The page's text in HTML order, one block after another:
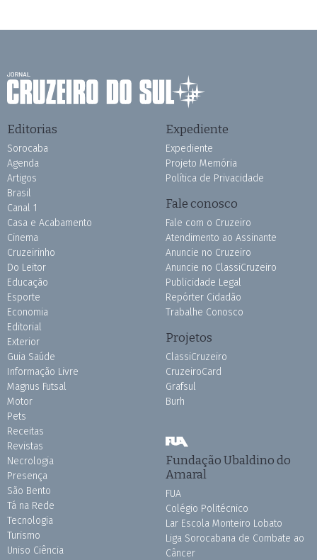
Editorias
Sorocaba
Agenda
Artigos
Brasil
Canal 1
Casa e Acabamento
Cinema
Cruzeirinho
Do Leitor
Educação
Esporte
Economia
Editorial
Exterior
Guia Saúde
Informação Livre
Magnus Futsal
Motor
Pets
Receitas
Revistas
Necrologia
Presença
São Bento
Tá na Rede
Tecnologia
Turismo
Uniso Ciência
Expediente
Expediente
Projeto Memória
Política de Privacidade
Fale conosco
Fale com o Cruzeiro
Atendimento ao Assinante
Anuncie no Cruzeiro
Anuncie no ClassiCruzeiro
Publicidade Legal
Repórter Cidadão
Trabalhe Conosco
Projetos
ClassiCruzeiro
CruzeiroCard
Grafsul
Burh
Fundação Ubaldino do
Amaral
FUA
Colégio Politécnico
Lar Escola Monteiro Lobato
Liga Sorocabana de Combate ao
Câncer